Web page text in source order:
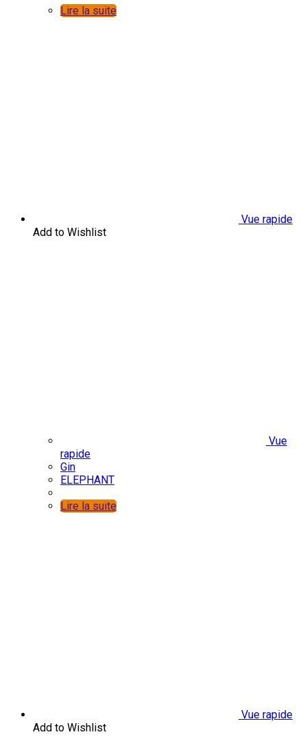
Lire la suite
Vue rapide
Add to Wishlist
Vue
rapide
Gin
ELEPHANT
Lire la suite
Vue rapide
Add to Wishlist